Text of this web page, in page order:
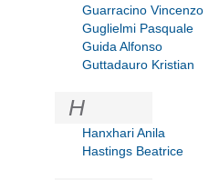
Guarracino Vincenzo
Guglielmi Pasquale
Guida Alfonso
Guttadauro Kristian
H
Hanxhari Anila
Hastings Beatrice